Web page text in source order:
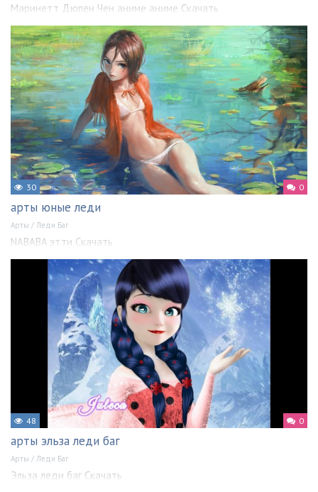
Маринетт Дюпен Чен аниме аниме Скачать
30 0
арты юные леди
Арты / Леди Баг
NABABA этти Скачать
48 0
арты эльза леди баг
Арты / Леди Баг
Эльза леди баг Скачать